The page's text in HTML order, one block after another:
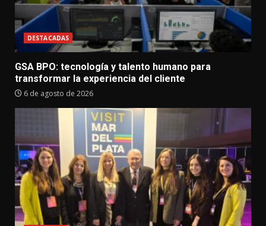
DESTACADAS
GSA BPO: tecnología y talento humano para
transformar la experiencia del cliente
6 de agosto de 2026